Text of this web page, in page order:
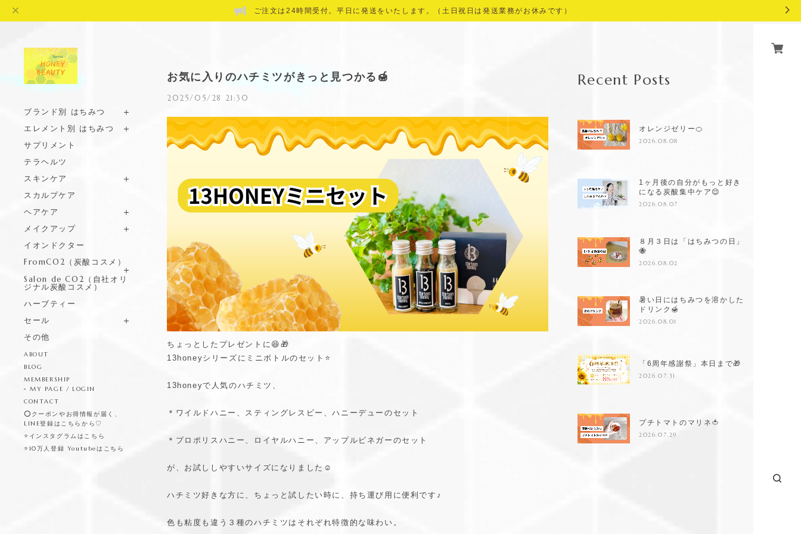
ご注文は24時間受付。平日に発送をいたします。（土日祝日は発送業務がお休みです）
ブランド別 はちみつ
エレメント別 はちみつ
サプリメント
テラヘルツ
スキンケア
スカルプケア
ヘアケア
メイクアップ
イオンドクター
FromCO2（炭酸コスメ）
Salon de CO2（自社オリ
ジナル炭酸コスメ）
ハーブティー
セール
その他
ABOUT
BLOG
MEMBERSHIP
MY PAGE / LOGIN
CONTACT
⭕️クーポンやお得情報が届く、
LINE登録はこちらから♡
⭐️インスタグラムはこちら
⭐️10万人登録 Youtubeはこちら
お気に入りのハチミツがきっと見つかる🍯
2025/05/28 21:30
ちょっとしたプレゼントに😆🎁
13honeyシリーズにミニボトルのセット⭐️
13honeyで人気のハチミツ、
＊ワイルドハニー、スティングレスビー、ハニーデューのセット
＊プロポリスハニー、ロイヤルハニー、アップルビネガーのセット
が、お試ししやすいサイズになりました☺️
ハチミツ好きな方に、ちょっと試したい時に、持ち運び用に便利です♪
色も粘度も違う３種のハチミツはそれぞれ特徴的な味わい。
Recent Posts
オレンジゼリー🍊
2026.08.08
1ヶ月後の自分がもっと好き
になる炭酸集中ケア😌
2026.08.07
８月３日は「はちみつの日」
🐝
2026.08.02
暑い日にはちみつを溶かした
ドリンク🍯
2026.08.01
「6周年感謝祭」本日まで🎁
2026.07.31
プチトマトのマリネ🍅
2026.07.29